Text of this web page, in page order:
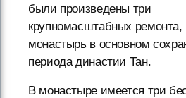
были произведены три
крупномасштабных ремонта,
монастырь в основном
периода династии Тан.
В монастыре имеется три